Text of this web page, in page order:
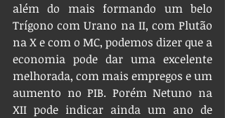
além do mais formando um belo
Trígono com Urano na II, com Plutão
na X e com o MC, podemos dizer que a
economia pode dar uma excelente
melhorada, com mais empregos e um
aumento no PIB. Porém Netuno na
XII pode indicar ainda um ano de